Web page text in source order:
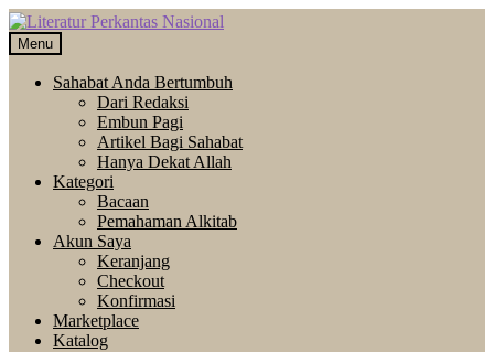
Skip
to
navigation
Langsung
ke
isi
Menu
Sahabat Anda Bertumbuh
Dari Redaksi
Embun Pagi
Artikel Bagi Sahabat
Hanya Dekat Allah
Kategori
Bacaan
Pemahaman Alkitab
Akun Saya
Keranjang
Checkout
Konfirmasi
Marketplace
Katalog